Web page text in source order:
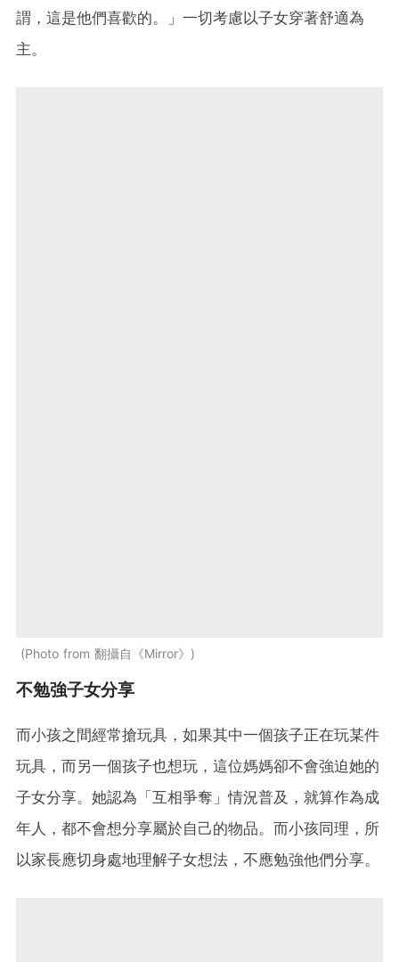
謂，這是他們喜歡的。」一切考慮以子女穿著舒適為
主。
Photo from 翻攝自《Mirror》
不勉強子女分享
而小孩之間經常搶玩具，如果其中一個孩子正在玩某件
玩具，而另一個孩子也想玩，這位媽媽卻不會強迫她的
子女分享。她認為「互相爭奪」情況普及，就算作為成
年人，都不會想分享屬於自己的物品。而小孩同理，所
以家長應切身處地理解子女想法，不應勉強他們分享。